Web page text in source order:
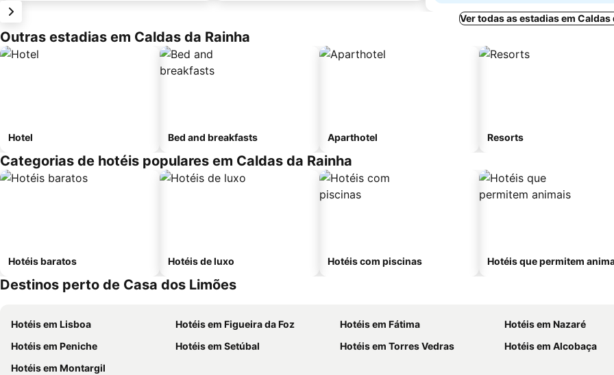
Ver todas as estadias em Caldas
Outras estadias em Caldas da Rainha
Hotel Bed and breakfasts Aparthotel Resorts
Categorias de hotéis populares em Caldas da Rainha
Hotéis baratos Hotéis de luxo Hotéis com piscinas Hotéis que permitem
Destinos perto de Casa dos Limões
Hotéis em Lisboa Hotéis em Figueira da Foz Hotéis em Fátima
Hotéis em Nazaré
Hotéis em Peniche
Hotéis em Setúbal Hotéis em Torres Vedras
Hotéis em Alcobaça
Hotéis em Montargil